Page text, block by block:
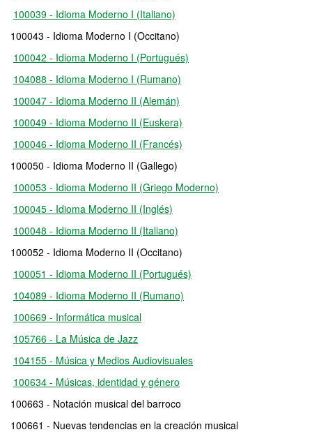
100039 - Idioma Moderno I (Italiano)
100043 - Idioma Moderno I (Occitano)
100042 - Idioma Moderno I (Portugués)
104088 - Idioma Moderno I (Rumano)
100047 - Idioma Moderno II (Alemán)
100049 - Idioma Moderno II (Euskera)
100046 - Idioma Moderno II (Francés)
100050 - Idioma Moderno II (Gallego)
100053 - Idioma Moderno II (Griego Moderno)
100045 - Idioma Moderno II (Inglés)
100048 - Idioma Moderno II (Italiano)
100052 - Idioma Moderno II (Occitano)
100051 - Idioma Moderno II (Portugués)
104089 - Idioma Moderno II (Rumano)
100669 - Informática musical
105766 - La Música de Jazz
104155 - Música y Medios Audiovisuales
100634 - Músicas, identidad y género
100663 - Notación musical del barroco
100661 - Nuevas tendencias en la creación musical